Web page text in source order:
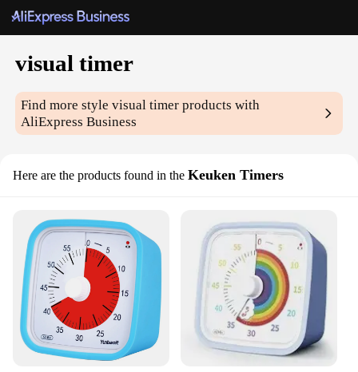
visual timer
Find more stylevisual timer products with
AliExpress Business
Here are the products found in the Keuken Timers